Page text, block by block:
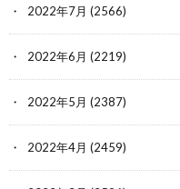
2022年7月 (2566)
2022年6月 (2219)
2022年5月 (2387)
2022年4月 (2459)